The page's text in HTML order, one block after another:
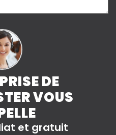
DE
VOUS
et gratuit